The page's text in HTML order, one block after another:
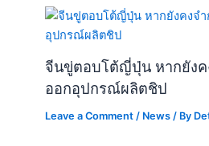
จีนขู่ตอบโต้ญี่ปุ่น หากยังค
ออกอุปกรณ์ผลิตชิป
Leave a Comment / News / By